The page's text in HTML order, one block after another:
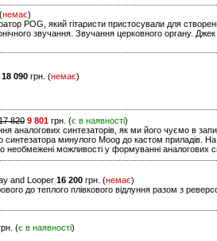
немає)
POG, який гітаристи пристосували для
звучання. Звучання церковного органу.
18 090 грн. (немає)
820 9 801 грн. (є в наявності)
аналогових синтезаторів, як ми його чуємо в
синтезатора минулого Moog до кастом приладів.
необмежені можливості у формуванні аналогових
and Looper 16 200 грн. (немає)
до теплого плівкового відлуння разом з
(є в наявності)